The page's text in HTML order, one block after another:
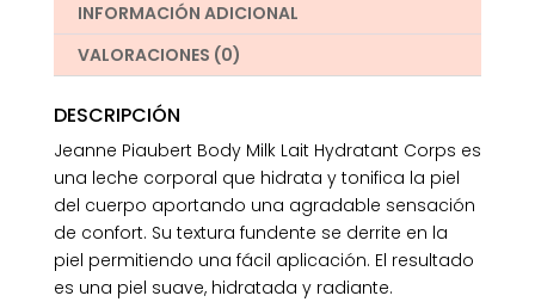
INFORMACIÓN ADICIONAL
VALORACIONES (0)
DESCRIPCIÓN
Jeanne Piaubert Body Milk Lait Hydratant Corps es
una leche corporal que hidrata y tonifica la piel
del cuerpo aportando una agradable sensación
de confort. Su textura fundente se derrite en la
piel permitiendo una fácil aplicación. El resultado
es una piel suave, hidratada y radiante.